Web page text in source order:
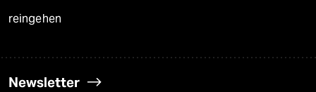
reingehen
Newsletter